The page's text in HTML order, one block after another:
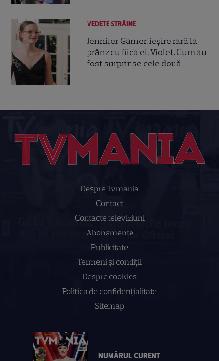
VEDETE STRĂINE
Jennifer Garner, ieșire rară la
prânz cu fiica ei, Violet. Cum au
fost surprinse cele două
Despre Tvmania
Contact
Contacte televiziuni
Abonamente
Publicitate
Termeni și condiții
Despre cookies
Politica de confidenţialitate
Sitemap
NUMĂRUL CURENT